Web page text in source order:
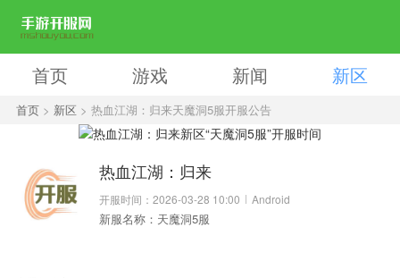
首页 游戏 新闻 新区
首页> 新区 > 热血江湖：归来天魔洞5服开服公告
热血江湖：归来
开服时间：2026-03-28 10:00 Android
新服名称：天魔洞5服